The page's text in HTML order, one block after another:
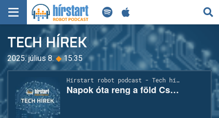
KERESÉS
KEZDŐLAP
FRISS HÍREK
TECH HÍREK
FILM-ZENE-SZÓRAKOZÁS
TECH HÍREK
2025. július 8. ◆15:35